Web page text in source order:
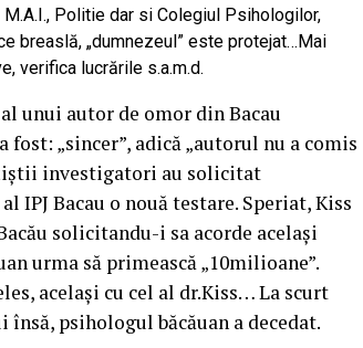
Politie dar si Colegiul Psihologilor,
breaslă, „dumnezeul” este protejat…Mai
verifica lucrările s.a.m.d.
unui autor de omor din Bacau
„sincer”, adică „autorul nu a comis
investigatori au solicitat
Bacau o nouă testare. Speriat, Kiss
solicitandu-i sa acorde același
urma să primească „10milioane”.
același cu cel al dr.Kiss… La scurt
psihologul băcăuan a decedat.